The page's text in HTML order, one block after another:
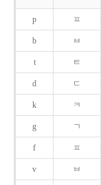
p ㅍ
b ㅂ
t ㅌ
d ㄷ
k ㅋ
g ㄱ
f ㅍ
v ㅂ